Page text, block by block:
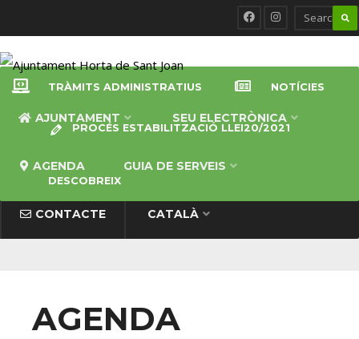
AJUNTAMENT SEU ELECTRÒNICA
AGENDA GUIA DE SERVEIS
CONTACTE CATALÀ
TRÀMITS ADMINISTRATIUS NOTÍCIES
PROCÉS ESTABILITZACIÓ LLEI20/2021
DESCOBREIX
AGENDA